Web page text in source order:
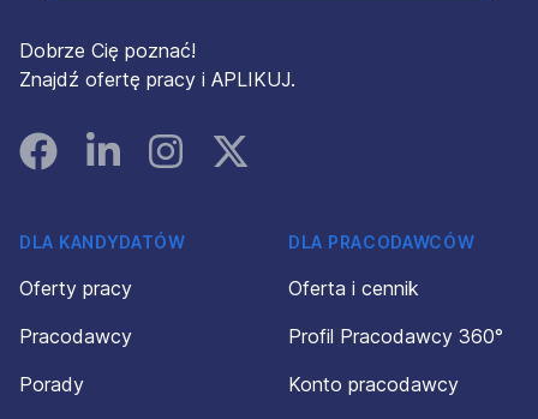
Dobrze Cię poznać!
Znajdź ofertę pracy i APLIKUJ.
FacebookLinked InInstagramInstagram
DLA KANDYDATÓW
Oferty pracy
Pracodawcy
Porady
DLA PRACODAWCÓW
Oferta i cennik
Profil Pracodawcy 360°
Konto pracodawcy